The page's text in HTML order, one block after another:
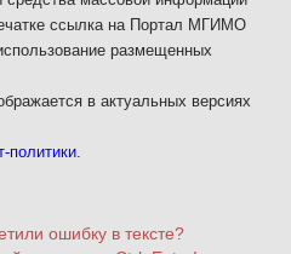
ссылка на Портал МГИМО
размещенных
в актуальных версиях
политики.
ошибку в тексте?